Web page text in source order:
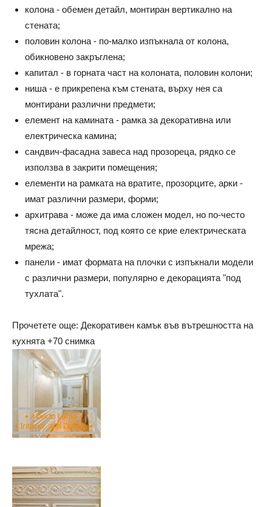
колона - обемен детайл, монтиран вертикално на
стената;
половин колона - по-малко изпъкнала от колона,
обикновено закръглена;
капитал - в горната част на колоната, половин колони;
ниша - е прикрепена към стената, върху нея са
монтирани различни предмети;
елемент на камината - рамка за декоративна или
електрическа камина;
сандвич-фасадна завеса над прозореца, рядко се
използва в закрити помещения;
елементи на рамката на вратите, прозорците, арки -
имат различни размери, форми;
архитрава - може да има сложен модел, но по-често
тясна детайлност, под която се крие електрическата
мрежа;
панели - имат формата на плочки с изпъкнали модели
с различни размери, популярно е декорацията "под
тухлата".
Прочетете още: Декоративен камък във вътрешността на
кухнята +70 снимка